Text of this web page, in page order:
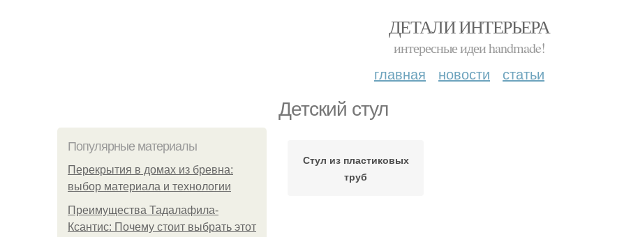
ДЕТАЛИ ИНТЕРЬЕРА
интересные идеи handmade!
главная новости статьи
Детский стул
Популярные материалы
Перекрытия в домах из бревна:
выбор материала и технологии
Преимущества Тадалафила-
Ксантис: Почему стоит выбрать этот
Стул из пластиковых
труб